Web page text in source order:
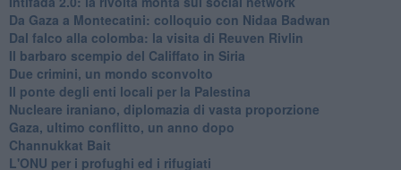
Da Gaza a Montecatini: colloquio con Nidaa Badwan
Dal falco alla colomba: la visita di Reuven Rivlin
Il barbaro scempio del Califfato in Siria
Due crimini, un mondo sconvolto
Il ponte degli enti locali per la Palestina
Nucleare iraniano, diplomazia di vasta proporzione
Gaza, ultimo conflitto, un anno dopo
Channukkat Bait
L'ONU per i profughi ed i rifugiati